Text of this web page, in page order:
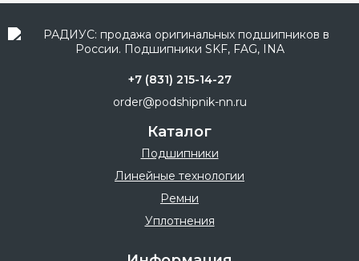
+7 (831) 215-14-27
order@podshipnik-nn.ru
Каталог
Подшипники
Линейные технологии
Ремни
Уплотнения